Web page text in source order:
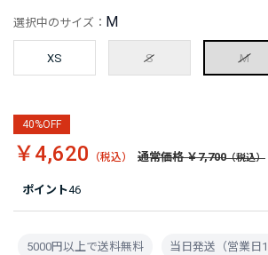
ポイント46
選択中のサイズ： M
XS S M
40%OFF
￥4,620 通常価格 ￥7,700
5000円以上で送料無料 当日発送（営業日